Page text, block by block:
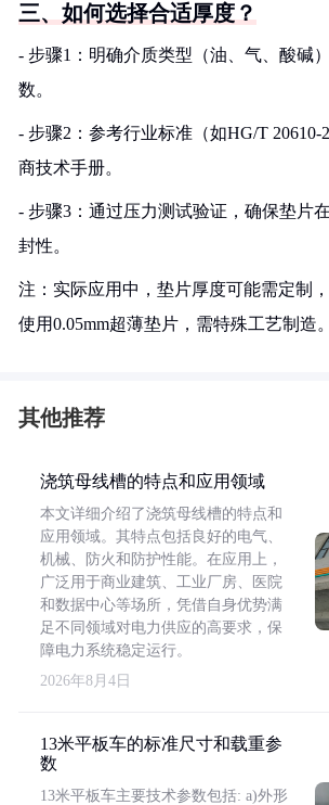
三、如何选择合适厚度？
- 步骤1：明确介质类型（油、气、酸碱
数。
- 步骤2：参考行业标准（如HG/T 20610-
商技术手册。
- 步骤3：通过压力测试验证，确保垫片
封性。
注：实际应用中，垫片厚度可能需定制
使用0.05mm超薄垫片，需特殊工艺制造。
其他推荐
浇筑母线槽的特点和应用领域
本文详细介绍了浇筑母线槽的特点和
应用领域。其特点包括良好的电气、
机械、防火和防护性能。在应用上，
广泛用于商业建筑、工业厂房、医院
和数据中心等场所，凭借自身优势满
足不同领域对电力供应的高要求，保
障电力系统稳定运行。
2026年8月4日
13米平板车的标准尺寸和载重参
数
13米平板车主要技术参数包括: a)外形